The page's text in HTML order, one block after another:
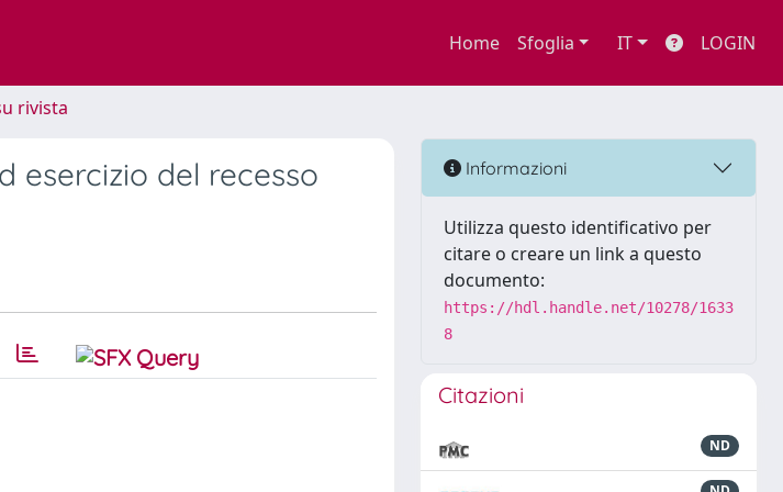
Home Sfoglia IT LOGIN
rivista
esercizio del recesso
Informazioni
Utilizza questo identificativo per
citare o creare un link a questo
documento:
https://hdl.handle.net/10278/1633
8
Citazioni
ND